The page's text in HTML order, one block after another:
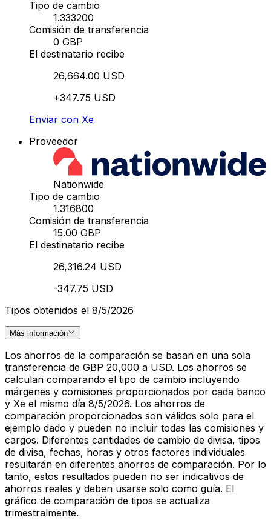
Tipo de cambio
1.333200
Comisión de transferencia
0 GBP
El destinatario recibe
26,664.00 USD
+347.75 USD
Enviar con Xe
Proveedor
Nationwide
Tipo de cambio
1.316800
Comisión de transferencia
15.00 GBP
El destinatario recibe
26,316.24 USD
-347.75 USD
Tipos obtenidos el 8/5/2026
Más información
Los ahorros de la comparación se basan en una sola
transferencia de GBP 20,000 a USD. Los ahorros se
calculan comparando el tipo de cambio incluyendo
márgenes y comisiones proporcionados por cada banco
y Xe el mismo día 8/5/2026. Los ahorros de
comparación proporcionados son válidos solo para el
ejemplo dado y pueden no incluir todas las comisiones y
cargos. Diferentes cantidades de cambio de divisa, tipos
de divisa, fechas, horas y otros factores individuales
resultarán en diferentes ahorros de comparación. Por lo
tanto, estos resultados pueden no ser indicativos de
ahorros reales y deben usarse solo como guía. El
gráfico de comparación de tipos se actualiza
trimestralmente.